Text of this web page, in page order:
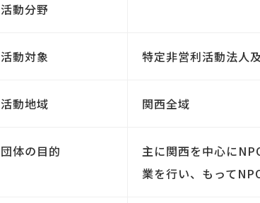
活動分野
活動対象 特定非営利活動法人
活動地域 関西全域
団体の目的
主に関西を中心に
業を行い、もって